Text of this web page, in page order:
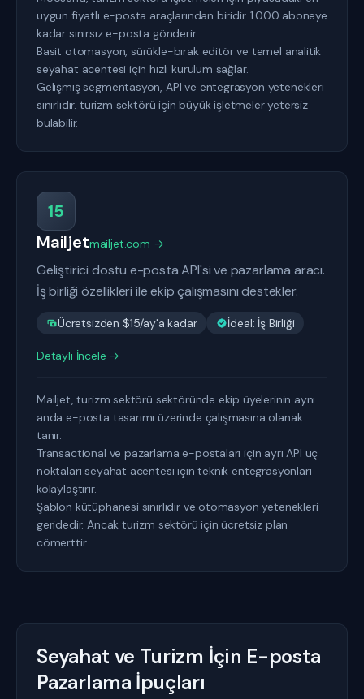
uygun fiyatlı e-posta araçlarından biridir. 1.000 aboneye
kadar sınırsız e-posta gönderir.
Basit otomasyon, sürükle-bırak editör ve temel analitik
seyahat acentesi için hızlı kurulum sağlar.
Gelişmiş segmentasyon, API ve entegrasyon yetenekleri
sınırlıdır. turizm sektörü için büyük işletmeler yetersiz
bulabilir.
15
Mailjetmailjet.com →
Geliştirici dostu e-posta API'si ve pazarlama aracı.
İş birliği özellikleri ile ekip çalışmasını destekler.
Ücretsizden $15/ay'a kadar İdeal: İş Birliği
Detaylı İncele →
Mailjet, turizm sektörü sektöründe ekip üyelerinin aynı
anda e-posta tasarımı üzerinde çalışmasına olanak
tanır.
Transactional ve pazarlama e-postaları için ayrı API uç
noktaları seyahat acentesi için teknik entegrasyonları
kolaylaştırır.
Şablon kütüphanesi sınırlıdır ve otomasyon yetenekleri
geridedir. Ancak turizm sektörü için ücretsiz plan
cömerttir.
Seyahat ve Turizm İçin E-posta
Pazarlama İpuçları